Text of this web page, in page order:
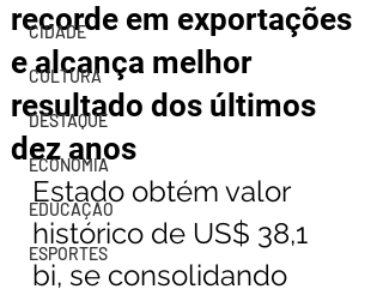
CIDADE
CULTURA
DESTAQUE
ECONOMIA
EDUCAÇÃO
ESPORTES
recorde em exportações
e alcança melhor
resultado dos últimos
dez anos
Estado obtém valor
histórico de US$ 38,1
bi, se consolidando